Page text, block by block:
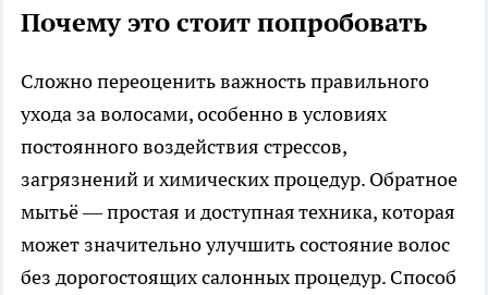
Почему это стоит попробовать
Сложно переоценить важность правильного
ухода за волосами, особенно в условиях
постоянного воздействия стрессов,
загрязнений и химических процедур. Обратное
мытьё — простая и доступная техника, которая
может значительно улучшить состояние волос
без дорогостоящих салонных процедур. Способ